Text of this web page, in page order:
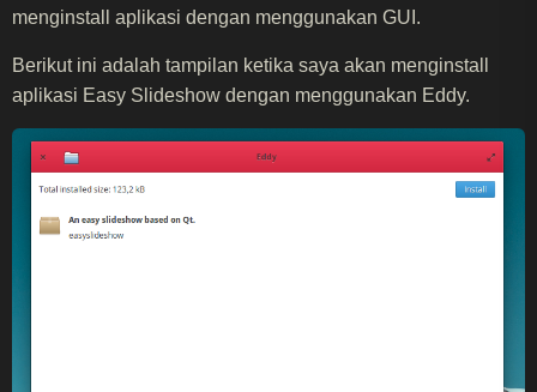
menginstall aplikasi dengan menggunakan GUI.
Berikut ini adalah tampilan ketika saya akan menginstall
aplikasi Easy Slideshow dengan menggunakan Eddy.